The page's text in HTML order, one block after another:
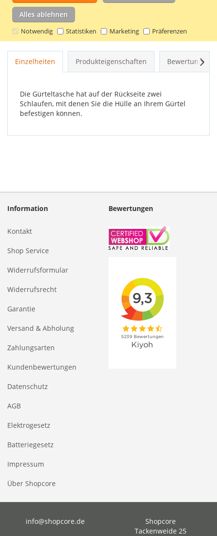
Alles ablehnen
Notwendig Statistiken Marketing Präferenzen
Dünne und formschöne Gürteltasche aus glänzendem,
weichem Echtleder mit Wildleder-Innenfutter. Die
Gürteltasche hat einen unsichtbaren Magnetverschluss. Die
Innenmaße dieser Hülle betragen 110 x 51 x 12 mm.
Einzelheiten Produkteigenschaften Bewertungen
Die Gürteltasche hat auf der Rückseite zwei
Schlaufen, mit denen Sie die Hülle an Ihrem Gürtel
befestigen können.
Information
Kontakt
Shop Service
Widerrufsformular
Widerrufsrecht
Garantie
Versand & Abholung
Zahlungsarten
Kundenbewertungen
Datenschutz
AGB
Elektrogesetz
Batteriegesetz
Impressum
Über Shopcore
Bewertungen
info@shopcore.de
Shopcore
Tackenweide 25